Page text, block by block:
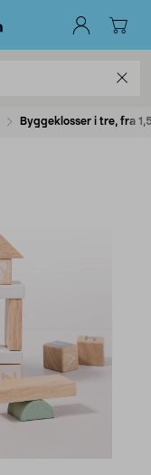
Byggeklosser i tre, fra